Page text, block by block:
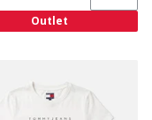
Outlet